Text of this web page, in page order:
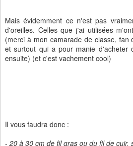
Mais évidemment ce n'est pas
d'oreilles. Celles que j'ai utilisées
(merci à mon camarade de classe, fan
et surtout qui a pour manie d'acheter
ensuite) (et c'est vachement cool)
Il vous faudra donc :
- 20 à 30 cm de fil gras ou du fil de cuir,